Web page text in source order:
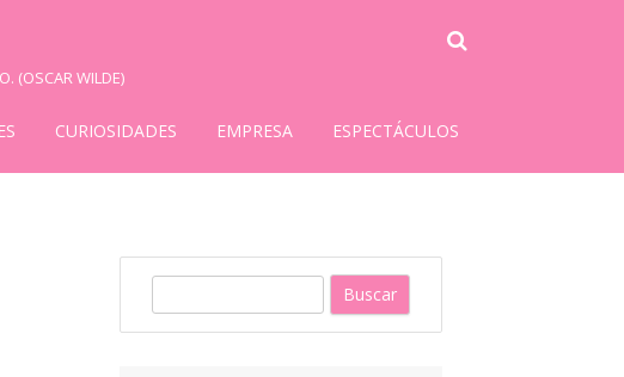
(OSCAR WILDE)
CURIOSIDADES EMPRESA ESPECTÁCULOS